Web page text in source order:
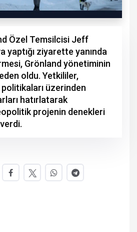
Özel Temsilcisi Jeff
yaptığı ziyarette yanında
Grönland yönetiminin
oldu. Yetkililer,
üzerinden
hatırlatarak
projenin denekleri